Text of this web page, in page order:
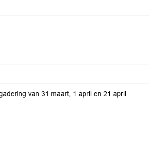
van 31 maart, 1 april en 21 april